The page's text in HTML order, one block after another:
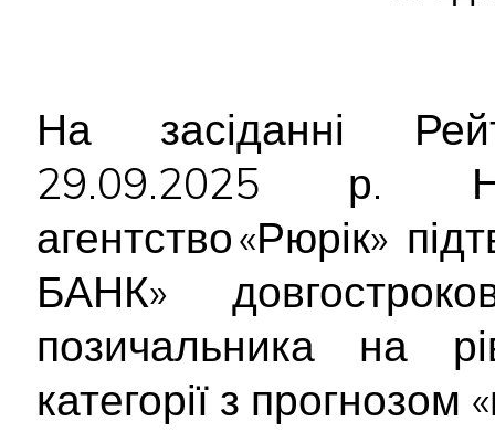
На засіданні
29.09.2025 р.
агентство «Рюрік»
БАНК»
позичальника на
категорії з прогнозом «